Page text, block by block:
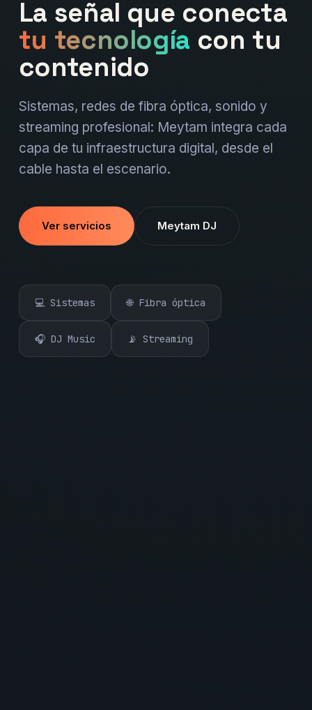
La señal que conecta
tu tecnología con tu
contenido
Sistemas, redes de fibra óptica, sonido y
streaming profesional: Meytam integra cada
capa de tu infraestructura digital, desde el
cable hasta el escenario.
Ver servicios Meytam DJ
💻 Sistemas 🌐 Fibra óptica
🎧 DJ Music 📡 Streaming